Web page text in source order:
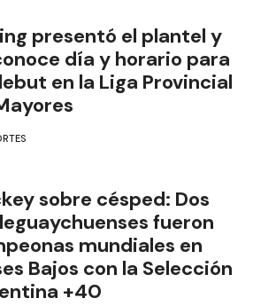
presentó el plantel y
día y horario para
en la Liga Provincial
sobre césped: Dos
fueron
mundiales en
Bajos con la Selección
+40